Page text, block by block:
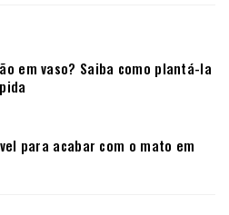
em vaso? Saiba como plantá-la
para acabar com o mato em